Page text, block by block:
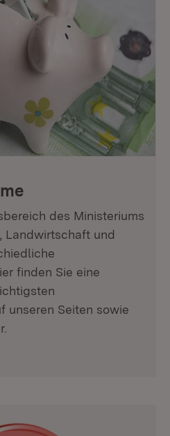
des Ministeriums
Landwirtschaft und
finden Sie eine
unseren Seiten sowie